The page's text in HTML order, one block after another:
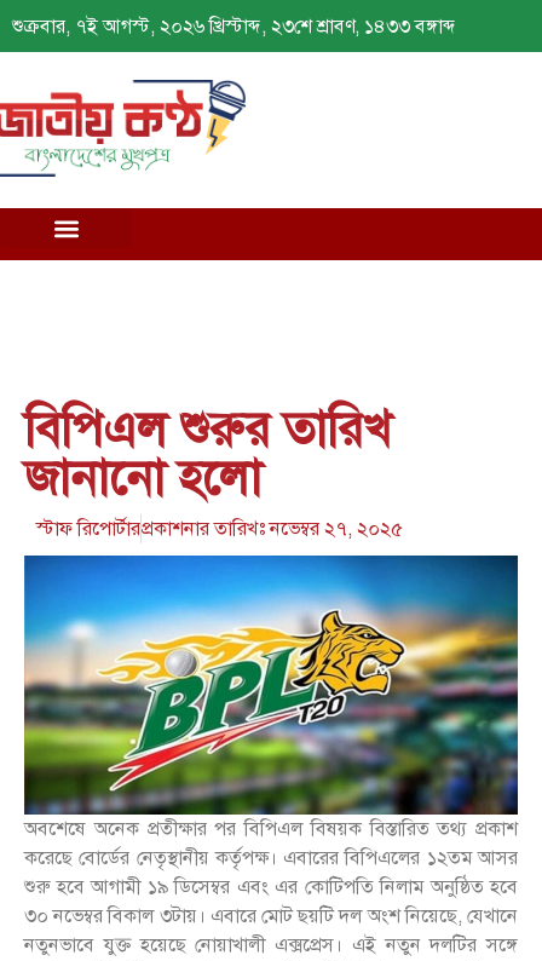
শুক্রবার, ৭ই আগস্ট, ২০২৬ খ্রিস্টাব্দ, ২৩শে শ্রাবণ, ১৪৩৩ বঙ্গাব্দ
বিপিএল শুরুর তারিখ
জানানো হলো
স্টাফ রিপোর্টারপ্রকাশনার তারিখঃনভেম্বর ২৭, ২০২৫
অবশেষে অনেক প্রতীক্ষার পর বিপিএল বিষয়ক বিস্তারিত তথ্য প্রকাশ
করেছে বোর্ডের নেতৃস্থানীয় কর্তৃপক্ষ। এবারের বিপিএলের ১২তম আসর
শুরু হবে আগামী ১৯ ডিসেম্বর এবং এর কোটিপতি নিলাম অনুষ্ঠিত হবে
৩০ নভেম্বর বিকাল ৩টায়। এবারে মোট ছয়টি দল অংশ নিয়েছে, যেখানে
নতুনভাবে যুক্ত হয়েছে নোয়াখালী এক্সপ্রেস। এই নতুন দলটির সঙ্গে